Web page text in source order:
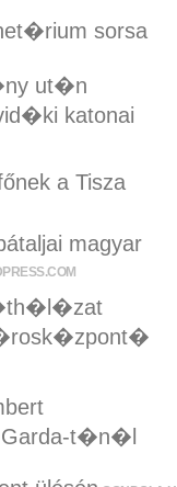
sorsa
ut�n
katonai
a Tisza
magyar
t�n�l